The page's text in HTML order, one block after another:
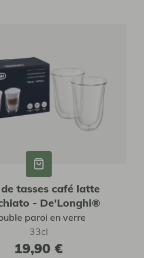
tasses café latte
- De'Longhi®
paroi en verre
33cl
19,90 €